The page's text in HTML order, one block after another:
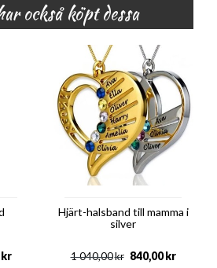
också köpt dessa
kr
Hjärt-halsband till mamma i
silver
kr
1 040,00 kr
840,00